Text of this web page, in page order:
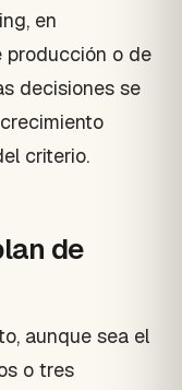
en
producción o de
decisiones se
criterio.
de
aunque sea el
o tres